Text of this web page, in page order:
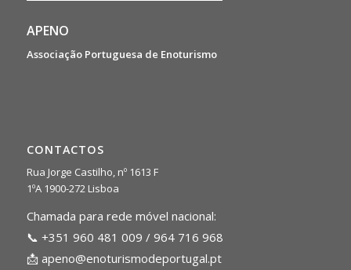
APENO
Associação Portuguesa de Enoturismo
CONTACTOS
Rua Jorge Castilho, nº 1613 F
1ºA 1900-272 Lisboa
Chamada para rede móvel nacional:
📞 +351 960 481 009 / 964 716 968
📩 apeno@enoturismodeportugal.pt